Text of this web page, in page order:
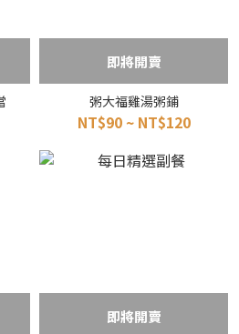
即將開賣
粥大福雞湯粥鋪
NT$90 ~ NT$120
即將開賣